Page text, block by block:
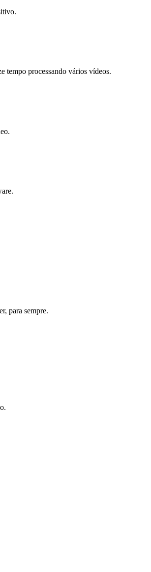
tempo processando vários vídeos.
para sempre.